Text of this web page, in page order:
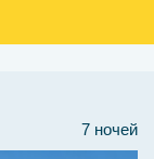
7 ночей